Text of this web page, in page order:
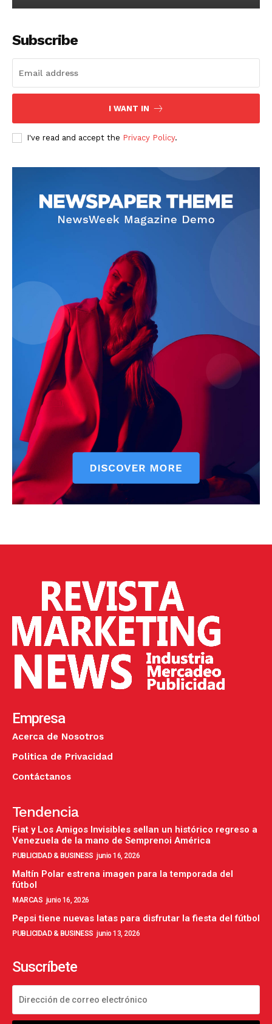
Subscribe
I WANT IN
I've read and accept the Privacy Policy.
Empresa
Acerca de Nosotros
Politica de Privacidad
Contáctanos
Tendencia
Fiat y Los Amigos Invisibles sellan un histórico regreso a
Venezuela de la mano de Semprenoi América
PUBLICIDAD & BUSINESS junio 16, 2026
Maltín Polar estrena imagen para la temporada del
fútbol
MARCAS junio 16, 2026
Pepsi tiene nuevas latas para disfrutar la fiesta del fútbol
PUBLICIDAD & BUSINESS junio 13, 2026
Suscríbete